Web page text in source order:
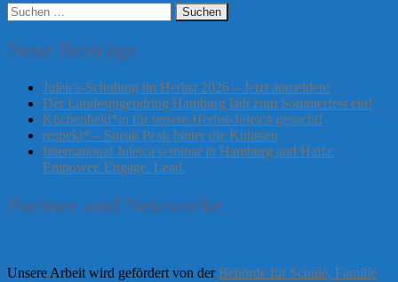
Suchen
nach:
Neue Beiträge
Juleica-Schulung im Herbst 2026 – Jetzt anmelden!
Der Landesjugendring Hamburg lädt zum Sommerfest ein!
Küchenheld*in für unsere Herbst-Juleica gesucht!
respekt* – Sneak Peak hinter die Kulissen
International Juleica seminar in Hamburg and Haifa:
Empower. Engage. Lead.
Partner und Netzwerke
Unsere Arbeit wird gefördert von der Behörde für Schule, Familie